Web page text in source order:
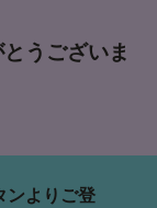
うございま
ンよりご登